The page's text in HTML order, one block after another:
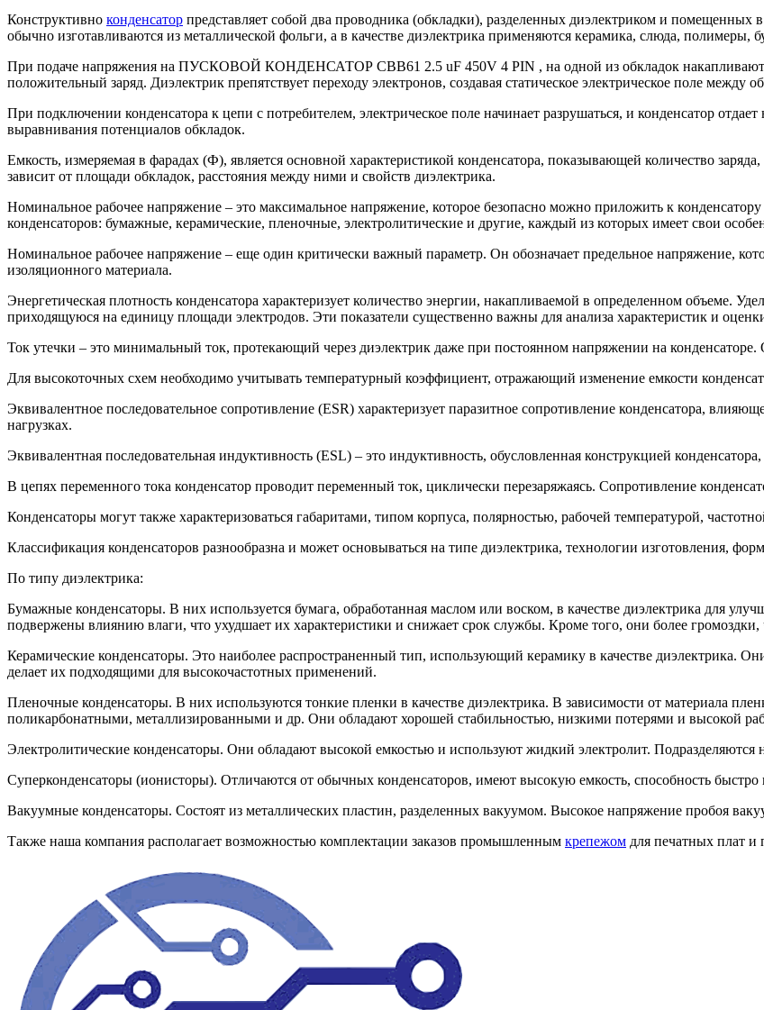
Конструктивно конденсатор представляет собой два проводника (обкладки), разделенных диэлектриком и
обычно изготавливаются из металлической фольги, а в качестве диэлектрика применяются керамика, слюда, полимеры,
При подаче напряжения на ПУСКОВОЙ КОНДЕНСАТОР CBB61 2.5 uF 450V 4 PIN , на одной из обкладок накапливаются
положительный заряд. Диэлектрик препятствует переходу электронов, создавая статическое электрическое поле между
При подключении конденсатора к цепи с потребителем, электрическое поле начинает разрушаться, и конденсатор
выравнивания потенциалов обкладок.
Емкость, измеряемая в фарадах (Ф), является основной характеристикой конденсатора, показывающей количество
зависит от площади обкладок, расстояния между ними и свойств диэлектрика.
Номинальное рабочее напряжение – это максимальное напряжение, которое безопасно можно приложить к
конденсаторов: бумажные, керамические, пленочные, электролитические и другие, каждый из которых имеет свои
Номинальное рабочее напряжение – еще один критически важный параметр. Он обозначает предельное напряжение,
изоляционного материала.
Энергетическая плотность конденсатора характеризует количество энергии, накапливаемой в определенном объеме.
приходящуюся на единицу площади электродов. Эти показатели существенно важны для анализа характеристик и
Ток утечки – это минимальный ток, протекающий через диэлектрик даже при постоянном напряжении на конденсаторе.
Для высокоточных схем необходимо учитывать температурный коэффициент, отражающий изменение емкости
Эквивалентное последовательное сопротивление (ESR) характеризует паразитное сопротивление конденсатора,
нагрузках.
Эквивалентная последовательная индуктивность (ESL) – это индуктивность, обусловленная конструкцией
В цепях переменного тока конденсатор проводит переменный ток, циклически перезаряжаясь. Сопротивление
Конденсаторы могут также характеризоваться габаритами, типом корпуса, полярностью, рабочей температурой,
Классификация конденсаторов разнообразна и может основываться на типе диэлектрика, технологии изготовления,
По типу диэлектрика:
Бумажные конденсаторы. В них используется бумага, обработанная маслом или воском, в качестве диэлектрика для
подвержены влиянию влаги, что ухудшает их характеристики и снижает срок службы. Кроме того, они более
Керамические конденсаторы. Это наиболее распространенный тип, использующий керамику в качестве диэлектрика.
делает их подходящими для высокочастотных применений.
Пленочные конденсаторы. В них используются тонкие пленки в качестве диэлектрика. В зависимости от материала
поликарбонатными, металлизированными и др. Они обладают хорошей стабильностью, низкими потерями и высокой
Электролитические конденсаторы. Они обладают высокой емкостью и используют жидкий электролит.
Суперконденсаторы (ионисторы). Отличаются от обычных конденсаторов, имеют высокую емкость, способность быстро
Вакуумные конденсаторы. Состоят из металлических пластин, разделенных вакуумом. Высокое напряжение пробоя
Также наша компания располагает возможностью комплектации заказов промышленным крепежом для печатных плат и